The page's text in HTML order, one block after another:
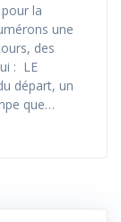
la
une
des
: LE
départ, un
que…